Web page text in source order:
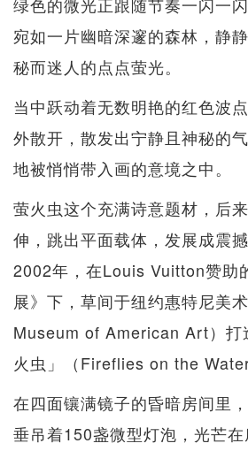
宛如一片幽暗深邃的森林，静
秘而迷人的点点萤光。
当中跃动着无数明艳的红色波
外散开，散发出宁静且神秘的
地被悄悄带入画的意境之中。
萤火虫这个充满诗意题材，后
伸，跳出平面载体，发展成震
2002年，在Louis Vuitton赞助
展》下，草间于纽约惠特尼美
Museum of American Art）打
火虫」（Fireflies on the Water
在四面镶满镜子的昏暗房间里
垂吊着150盏微型灯泡，光芒